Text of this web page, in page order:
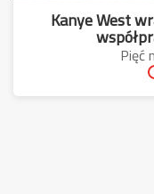
Kanye West
Pięć